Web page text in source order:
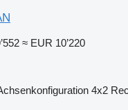
≈ EUR 10’220
4x2